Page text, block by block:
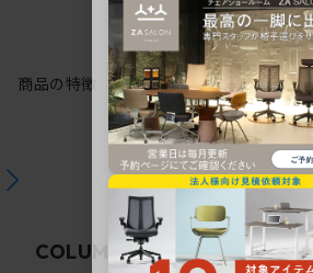
商品の特徴
COLUMN関連コラム